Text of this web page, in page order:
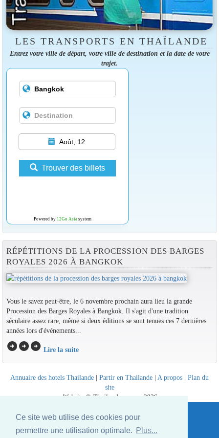
Ce site web utilise des cookies pour
permettre une utilisation optimale.
Plus...
LES TRANSPORTS EN THAÏLANDE
Entrez votre ville de départ, votre ville de destination et la date de votre
trajet.
Août, 12
Trouver des billets
Powered by 12Go Asiasystem
RÉPÉTITIONS DE LA PROCESSION DES BARGES
ROYALES 2026 À BANGKOK
Vous le savez peut-être, le 6 novembre prochain aura lieu la grande
Procession des Barges Royales à Bangkok. Il s'agit d'une tradition
séculaire assez rare, même si deux éditions se sont tenues ces 7 dernières
années lors d'événements...
arrow_circle_rightarrow_circle_rightarrow_circle_right Lire la suite
Annuaire des hotels Thailande | Partir en Thailande | A propos | Plan du
site
Website © Thailandee.com - 2026